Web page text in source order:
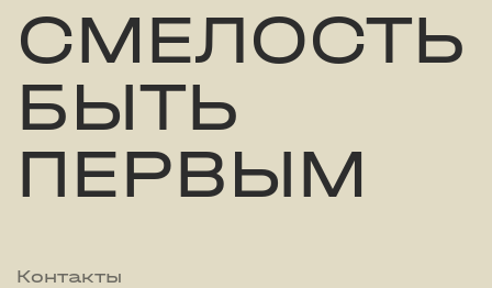
СМЕЛОСТЬ
БЫТЬ
ПЕРВЫМ
Контакты